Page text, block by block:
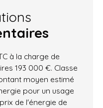
à la charge de
193 000 €. Classe
moyen estimé
pour un usage
de l'énergie de